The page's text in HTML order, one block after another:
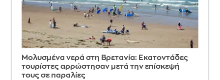
Μολυσμένα νερά στη Βρετανία: Εκατοντάδες
τουρίστες αρρώστησαν μετά την επίσκεψή
τους σε παραλίες